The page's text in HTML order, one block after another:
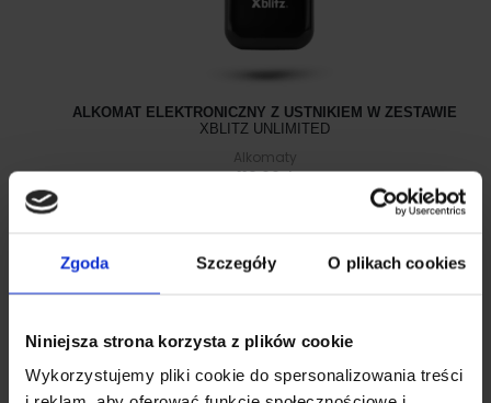
Zgoda Szczegóły O plikach cookies
Niniejsza strona korzysta z plików cookie
Wykorzystujemy pliki cookie do spersonalizowania treści
ALKOMAT ELEKTRONICZNY Z USTNIKIEM W ZESTAWIE
XBLITZ UNLIMITED
Alkomaty
119.00zł
Poradniki i recenzje produktowe